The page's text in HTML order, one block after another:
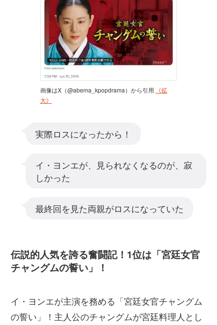
画像はX（@abema_kpopdrama）から引用
《拡
大》
実際ロスになったから！
イ・ヨンエが、見られなくなるのが、寂
しかった
最終回を見た両親がロスになっていた
伝説的人気を誇る奮闘記！1位は「宮廷女官
チャングムの誓い」！
イ・ヨンエが主演を務める「宮廷女官チャングム
の誓い」！主人公のチャングムが宮廷料理人とし